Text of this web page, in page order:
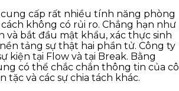
cấp rất nhiều tính năng phòng
không có rủi ro. Chẳng hạn như
và bắt đầu mật khẩu, xác thực sinh
tảng sự thật hai phần tử. Công ty
kiện tại Flow và tại Break. Bằng
có thể chắc chắn thông tin của cô
tặc và các sự chia tách khác.